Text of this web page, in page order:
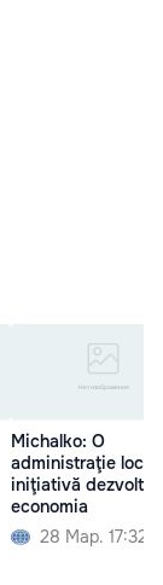
Michalko: O
administraţie
iniţiativă dezvoltă
economia
28 Мар. 17:32